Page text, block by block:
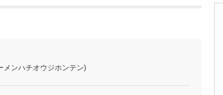
メンハチオウジホンテン)